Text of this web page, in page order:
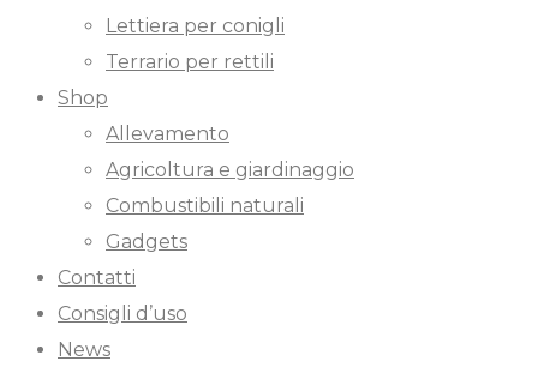
Lettiera per conigli
Terrario per rettili
Shop
Allevamento
Agricoltura e giardinaggio
Combustibili naturali
Gadgets
Contatti
Consigli d’uso
News